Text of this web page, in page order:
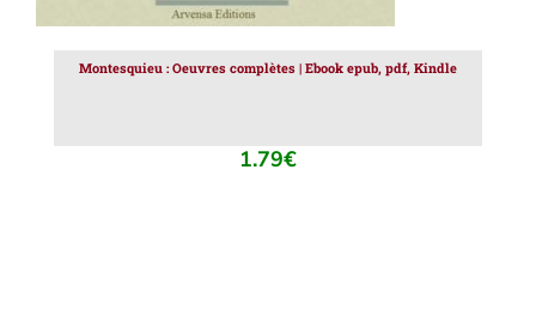
Montesquieu : Oeuvres complètes | Ebook epub, pdf, Kindle
1.79€